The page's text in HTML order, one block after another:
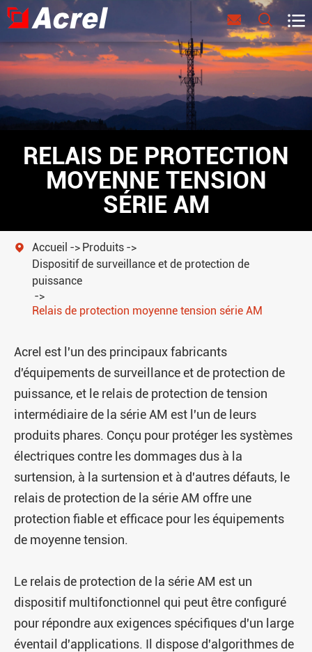
  
RELAIS DE PROTECTION
MOYENNE TENSION
SÉRIE AM
 Accueil
Produits
Dispositif de surveillance et de protection de
puissance
Relais de protection moyenne tension série AM
Acrel est l'un des principaux fabricants
d'équipements de surveillance et de protection de
puissance, et le relais de protection de tension
intermédiaire de la série AM est l'un de leurs
produits phares. Conçu pour protéger les systèmes
électriques contre les dommages dus à la
surtension, à la surtension et à d'autres défauts, le
relais de protection de la série AM offre une
protection fiable et efficace pour les équipements
de moyenne tension.
Le relais de protection de la série AM est un
dispositif multifonctionnel qui peut être configuré
pour répondre aux exigences spécifiques d'un large
éventail d'applications. Il dispose d'algorithmes de